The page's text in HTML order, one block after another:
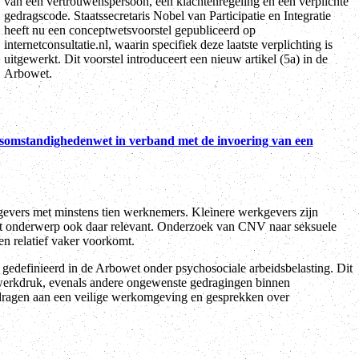
Arbowet.
in verband met de invoering van een
met minstens tien werknemers. Kleinere werkgevers zijn
ook daar relevant. Onderzoek van CNV naar seksuele
relatief vaker voorkomt.
in de Arbowet onder psychosociale arbeidsbelasting. Dit
evenals andere ongewenste gedragingen binnen
aan een veilige werkomgeving en gesprekken over